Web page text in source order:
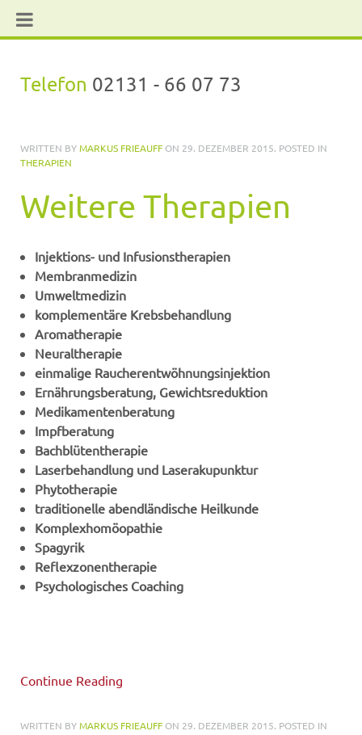
Telefon 02131 - 66 07 73
WRITTEN BYMARKUS FRIEAUFF ON 29. DEZEMBER 2015. POSTED IN
THERAPIEN
Weitere Therapien
Injektions- und Infusionstherapien
Membranmedizin
Umweltmedizin
komplementäre Krebsbehandlung
Aromatherapie
Neuraltherapie
einmalige Raucherentwöhnungsinjektion
Ernährungsberatung, Gewichtsreduktion
Medikamentenberatung
Impfberatung
Bachblütentherapie
Laserbehandlung und Laserakupunktur
Phytotherapie
traditionelle abendländische Heilkunde
Komplexhomöopathie
Spagyrik
Reflexzonentherapie
Psychologisches Coaching
Continue Reading
WRITTEN BYMARKUS FRIEAUFF ON 29. DEZEMBER 2015. POSTED IN